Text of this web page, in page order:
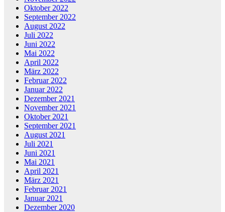
Oktober 2022
September 2022
August 2022
Juli 2022
Juni 2022
Mai 2022
April 2022
März 2022
Februar 2022
Januar 2022
Dezember 2021
November 2021
Oktober 2021
September 2021
August 2021
Juli 2021
Juni 2021
Mai 2021
April 2021
März 2021
Februar 2021
Januar 2021
Dezember 2020